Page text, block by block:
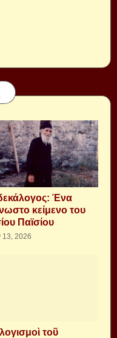
Ένα
κείμενο του
Παϊσίου
13, 2026
τοῦ